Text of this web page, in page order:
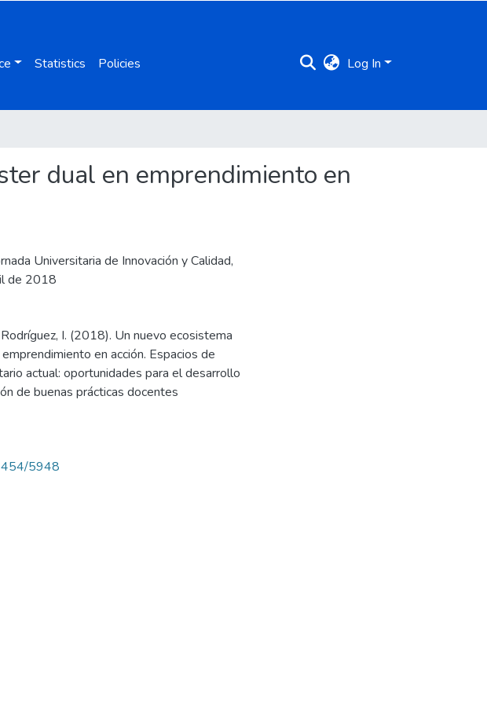
Statistics Policies Log In
dual en emprendimiento en
Universitaria de Innovación y Calidad,
de 2018
I. (2018). Un nuevo ecosistema
en acción. Espacios de
actual: oportunidades para el desarrollo
de buenas prácticas docentes
5948